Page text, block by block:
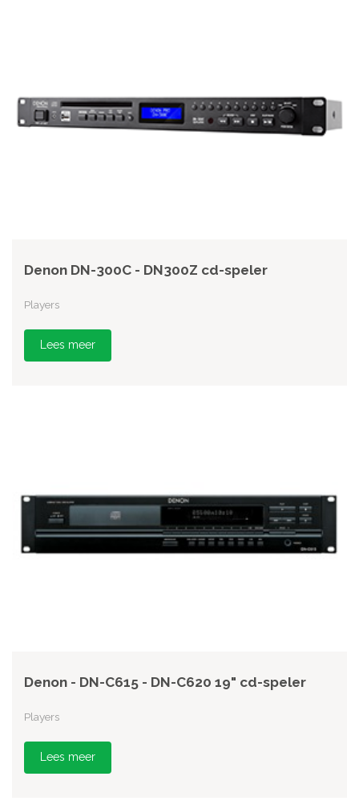
Denon DN-300C - DN300Z cd-speler
Players
Lees meer
Denon - DN-C615 - DN-C620 19" cd-speler
Players
Lees meer